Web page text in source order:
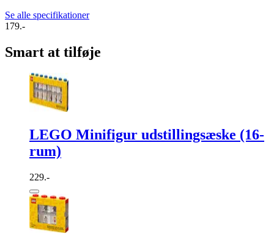
Se alle specifikationer
179.-
Smart at tilføje
LEGO Minifigur udstillingsæske (16-
rum)
229.-